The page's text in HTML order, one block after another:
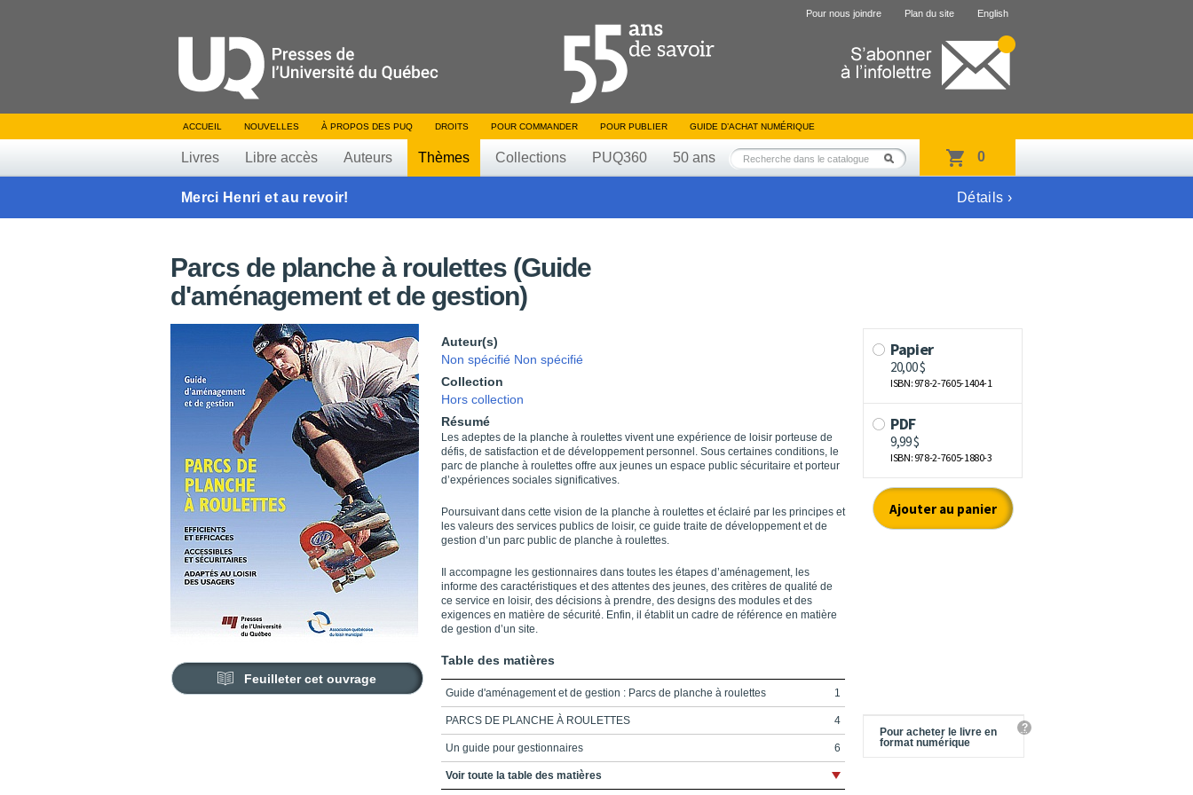
Pour nous joindre Plan du site English
ACCUEIL NOUVELLES À PROPOS DES PUQ DROITS POUR COMMANDER POUR PUBLIER GUIDE D’ACHAT NUMÉRIQUE
Livres Libre accès Auteurs Thèmes Collections PUQ360 50 ans 0
Merci Henri et au revoir! Détails ›
Parcs de planche à roulettes (Guide
d'aménagement et de gestion)
Feuilleter cet ouvrage
Auteur(s)
Non spécifié Non spécifié
Collection
Hors collection
Résumé
Les adeptes de la planche à roulettes vivent une expérience de loisir porteuse de
défis, de satisfaction et de développement personnel. Sous certaines conditions, le
parc de planche à roulettes offre aux jeunes un espace public sécuritaire et porteur
d’expériences sociales significatives.
Poursuivant dans cette vision de la planche à roulettes et éclairé par les principes et
les valeurs des services publics de loisir, ce guide traite de développement et de
gestion d’un parc public de planche à roulettes.
Il accompagne les gestionnaires dans toutes les étapes d’aménagement, les
informe des caractéristiques et des attentes des jeunes, des critères de qualité de
ce service en loisir, des décisions à prendre, des designs des modules et des
exigences en matière de sécurité. Enfin, il établit un cadre de référence en matière
de gestion d’un site.
Table des matières
Guide d'aménagement et de gestion : Parcs de planche à roulettes 1
PARCS DE PLANCHE À ROULETTES 4
Un guide pour gestionnaires 6
Table des matières 10
Voir toute la table des matières
Pour acheter le livre en
format numérique
?